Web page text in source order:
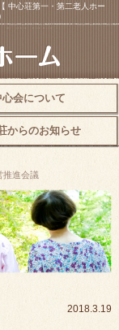
中心荘第一・第二老人ホー
心会について
からのお知らせ
推進会議
2018.3.19